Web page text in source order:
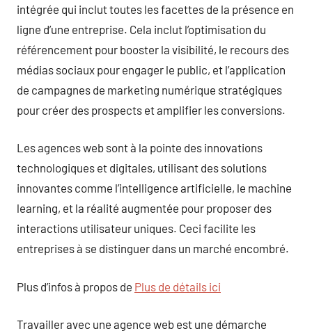
intégrée qui inclut toutes les facettes de la présence en
ligne d’une entreprise. Cela inclut l’optimisation du
référencement pour booster la visibilité, le recours des
médias sociaux pour engager le public, et l’application
de campagnes de marketing numérique stratégiques
pour créer des prospects et amplifier les conversions.
Les agences web sont à la pointe des innovations
technologiques et digitales, utilisant des solutions
innovantes comme l’intelligence artificielle, le machine
learning, et la réalité augmentée pour proposer des
interactions utilisateur uniques. Ceci facilite les
entreprises à se distinguer dans un marché encombré.
Plus d’infos à propos de Plus de détails ici
Travailler avec une agence web est une démarche